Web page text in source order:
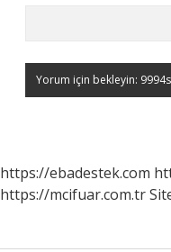
https://ebadestek.com
https://mcifuar.com.tr